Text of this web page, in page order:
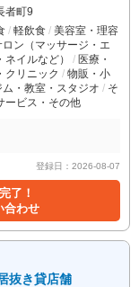
者町9
軽飲食
美容室・理容
ロン（マッサージ・エ
ネイルなど）
医療・
クリニック
物販・小
ム・教室・スタジオ
そ
ービス・その他
登録日：2026-08-07
了！
合わせ
抜き貸店舗